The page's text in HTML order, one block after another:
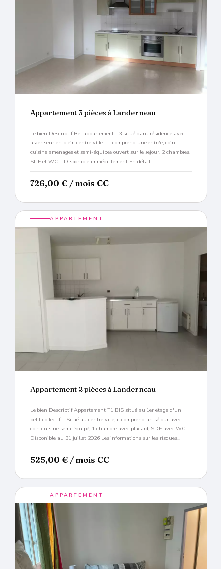
Appartement 3 pièces à Landerneau
Le bien Descriptif Bel appartement T3 situé dans résidence avec
ascenseur en plein centre ville - Il comprend une entrée, coin
cuisine aménagée et semi-équipée ouvert sur le séjour, 2 chambres,
SDE et WC - Disponible immédiatement En détail...
726,00 € / mois CC
APPARTEMENT
Appartement 2 pièces à Landerneau
Le bien Descriptif Appartement T1 BIS situé au 1er étage d'un
petit collectif - Situé au centre ville, il comprend un séjour avec
coin cuisine semi-équipé, 1 chambre avec placard, SDE avec WC
Disponible au 31 juillet 2026 Les informations sur les risques...
525,00 € / mois CC
APPARTEMENT